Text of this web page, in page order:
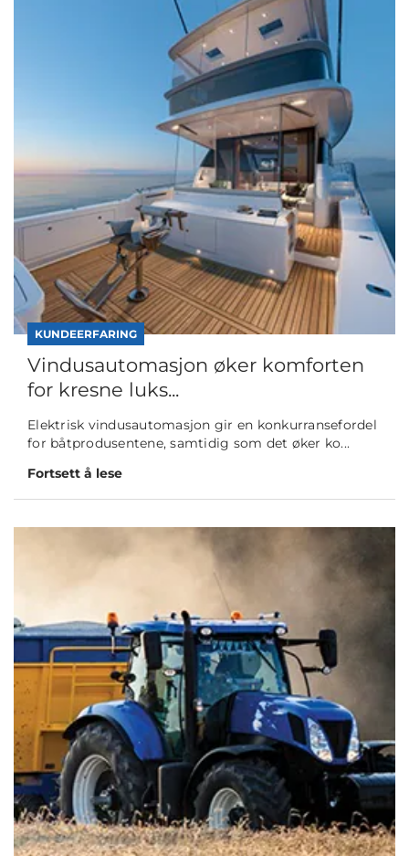
KUNDEERFARING
Vindusautomasjon øker komforten
for kresne luks...
Elektrisk vindusautomasjon gir en konkurransefordel
for båtprodusentene, samtidig som det øker ko...
Fortsett å lese